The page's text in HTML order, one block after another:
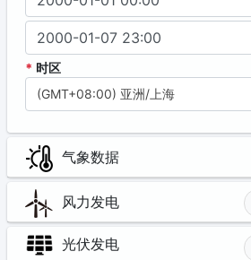
* 时区
(GMT+08:00) 亚洲/上海
气象数据
风力发电
光伏发电